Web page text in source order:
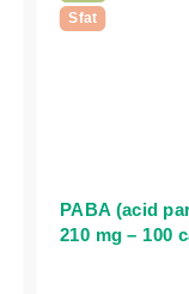
Sfat
PABA (acid
210 mg – 100